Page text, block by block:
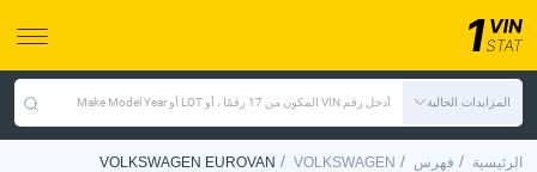
المزايدات الحالية أدخل رقم VIN المكون من 17 رقمًا ، أو LOT أو Make Model Year
الرئيسية / فهرس /
VOLKSWAGEN
/
VOLKSWAGEN EUROVAN